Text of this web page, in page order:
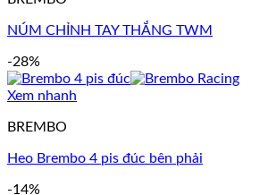
NÚM CHỈNH TAY THẮNG TWM
-28%
Xem nhanh
BREMBO
Heo Brembo 4 pis đúc bên phải
-14%